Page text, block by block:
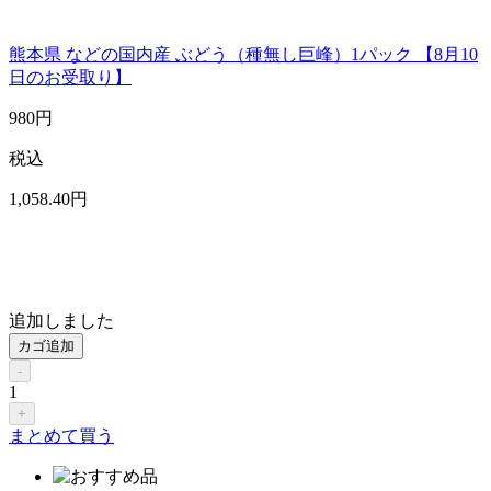
熊本県 などの国内産 ぶどう（種無し巨峰）1パック 【8月10
日のお受取り】
980円
税込
1,058.40円
追加しました
カゴ追加
-
1
+
まとめて買う